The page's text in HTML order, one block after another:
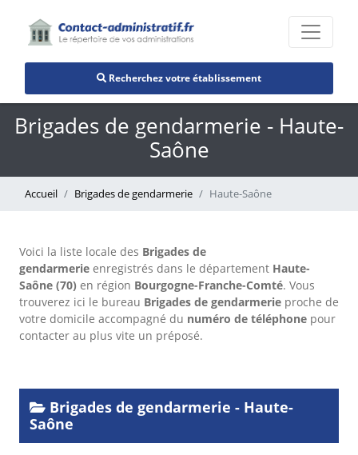
Recherchez votre établissement
Brigades de gendarmerie - Haute-
Saône
Accueil Brigades de gendarmerie Haute-Saône
Voici la liste locale des Brigades de
gendarmerie enregistrés dans le département Haute-
Saône (70) en région Bourgogne-Franche-Comté. Vous
trouverez ici le bureau Brigades de gendarmerie proche de
votre domicile accompagné du numéro de téléphone pour
contacter au plus vite un préposé.
Brigades de gendarmerie - Haute-
Saône